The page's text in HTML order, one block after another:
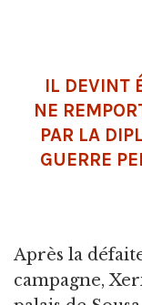
IL DEVINT
NE
PAR LA
GUERRE
Après la
campagne,